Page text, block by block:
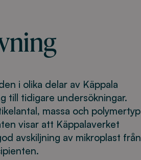
i olika delar av Käppala
till tidigare undersökningar.
massa och polymertyp
visar att Käppalaverket
avskiljning av mikroplast från